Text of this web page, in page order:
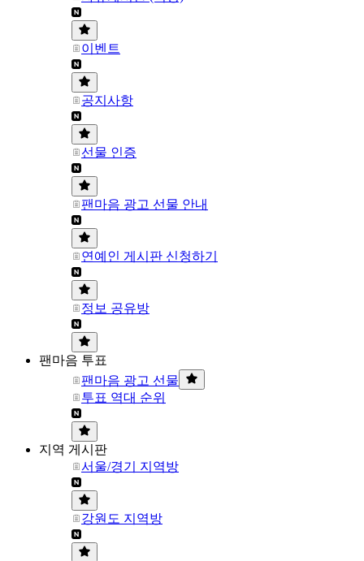
이벤트
공지사항
선물 인증
팬마음 광고 선물 안내
연예인 게시판 신청하기
정보 공유방
팬마음 투표
팬마음 광고 선물
투표 역대 순위
지역 게시판
서울/경기 지역방
강원도 지역방